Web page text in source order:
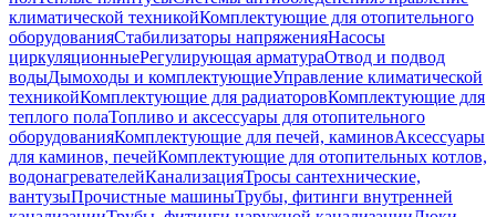
климатической техникойКомплектующие для отопительного
оборудованияСтабилизаторы напряженияНасосы
циркуляционныеРегулирующая арматураОтвод и подвод
водыДымоходы и комплектующиеУправление климатической
техникойКомплектующие для радиаторовКомплектующие для
теплого полаТопливо и аксессуары для отопительного
оборудованияКомплектующие для печей, каминовАксессуары
для каминов, печейКомплектующие для отопительных котлов,
водонагревателейКанализацияТросы сантехнические,
вантузыПрочистные машиныТрубы, фитинги внутренней